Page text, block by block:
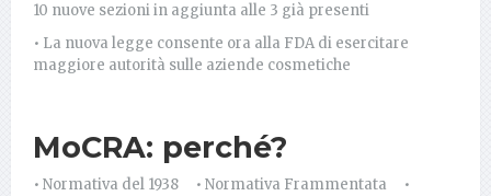
10 nuove sezioni in aggiunta alle 3 già presenti
• La nuova legge consente ora alla FDA di esercitare
maggiore autorità sulle aziende cosmetiche
MoCRA: perché?
• Normativa del 1938 • Normativa Frammentata •